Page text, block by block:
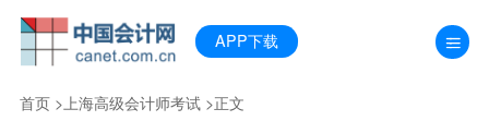
APP下载
首页>上海高级会计师考试>正文